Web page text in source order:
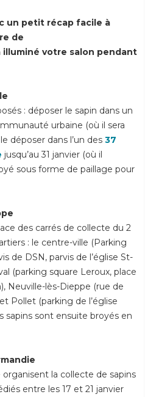
un petit récap facile à
de
illuminé votre salon pendant
: déposer le sapin dans un
urbaine (où il sera
déposer dans l’un des 37
jusqu’au 31 janvier (où il
sous forme de paillage pour
des carrés de collecte du 2
: le centre-ville (Parking
de DSN, parvis de l’église St-
(parking square Leroux, place
Neuville-lès-Dieppe (rue de
Pollet (parking de l’église
sapins sont ensuite broyés en
la collecte de sapins
entre les 17 et 21 janvier